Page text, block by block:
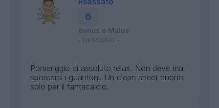
6
Bonus e Malus
Pomeriggio di assoluto relax. Non deve mai
sporcarsi i guantoni. Un clean sheet buono
solo per il fantacalcio.